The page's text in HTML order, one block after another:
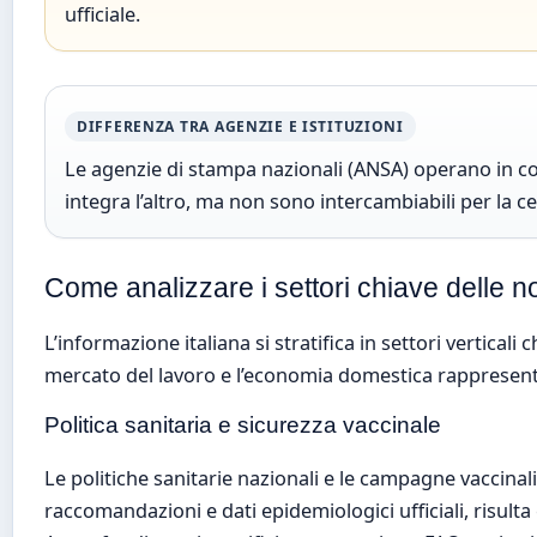
ufficiale.
DIFFERENZA TRA AGENZIE E ISTITUZIONI
Le agenzie di stampa nazionali (ANSA) operano in
integra l’altro, ma non sono intercambiabili per la
Come analizzare i settori chiave delle
L’informazione italiana si stratifica in settori verticali
mercato del lavoro e l’economia domestica
Politica sanitaria e sicurezza vaccinale
Le politiche sanitarie nazionali e le campagne
raccomandazioni e dati epidemiologici ufficiali,